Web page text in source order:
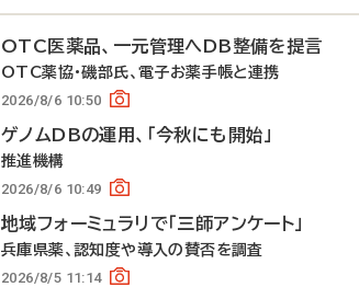
OTC医薬品、一元管理へDB整備を提言
OTC薬協・磯部氏、電子お薬手帳と連携
2026/8/6 10:50
ゲノムDBの運用、「今秋にも開始」
推進機構
2026/8/6 10:49
地域フォーミュラリで「三師アンケート」
兵庫県薬、認知度や導入の賛否を調査
2026/8/5 11:14